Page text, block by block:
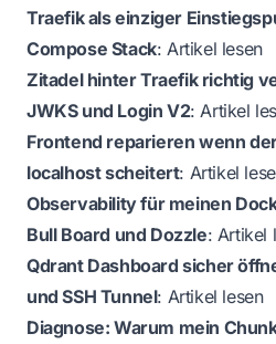
Traefik als einziger
Compose Stack: Artikel lesen
Zitadel hinter Traefik richtig
JWKS und Login V2: Artikel
Frontend reparieren wenn
localhost scheitert: Artikel
Observability für meinen
Bull Board und Dozzle: Artikel
Qdrant Dashboard sicher
und SSH Tunnel: Artikel lesen
Diagnose: Warum mein